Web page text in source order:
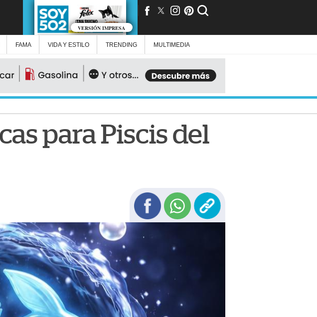
VERSIÓN IMPRESA
FAMA VIDA Y ESTILO TRENDING MULTIMEDIA
para Piscis del